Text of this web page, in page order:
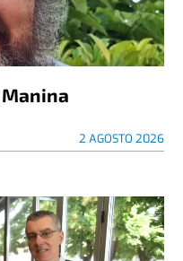
2 AGOSTO 2026